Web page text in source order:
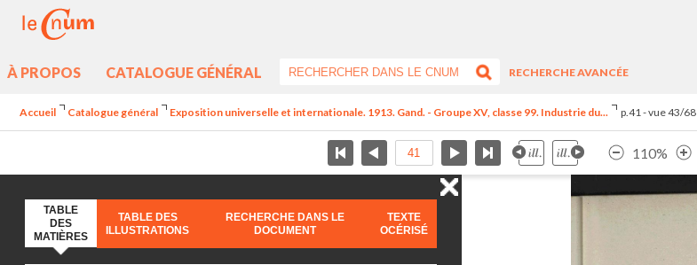
À PROPOS CATALOGUE GÉNÉRAL
RECHERCHE AVANCÉE
Accueil Catalogue général Exposition universelle et internationale. 1913. Gand. - Groupe XV, classe 99. Industrie du... p.41 - vue 43/68
110%
TABLE
DES
MATIÈRES
TABLE DES
ILLUSTRATIONS
RECHERCHE DANS LE
DOCUMENT
TEXTE
OCÉRISÉ